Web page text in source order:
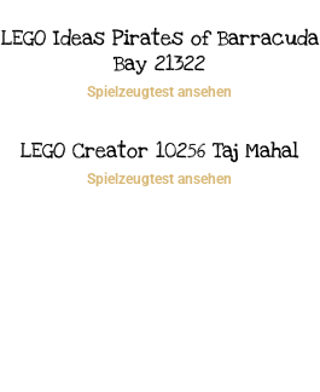
LEGO Ideas Pirates of Barracuda
Bay 21322
Spielzeugtest ansehen
LEGO Creator 10256 Taj Mahal
Spielzeugtest ansehen